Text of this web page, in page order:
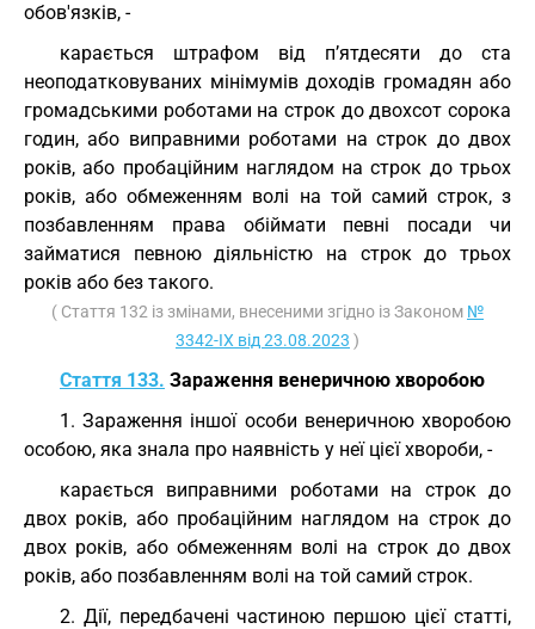
обов'язків, -
карається штрафом від п’ятдесяти до ста
неоподатковуваних мінімумів доходів громадян або
громадськими роботами на строк до двохсот сорока
годин, або виправними роботами на строк до двох
років, або пробаційним наглядом на строк до трьох
років, або обмеженням волі на той самий строк, з
позбавленням права обіймати певні посади чи
займатися певною діяльністю на строк до трьох
років або без такого.
( Стаття 132 із змінами, внесеними згідно із Законом №
3342-IX від 23.08.2023 )
Стаття 133. Зараження венеричною хворобою
1. Зараження іншої особи венеричною хворобою
особою, яка знала про наявність у неї цієї хвороби, -
карається виправними роботами на строк до
двох років, або пробаційним наглядом на строк до
двох років, або обмеженням волі на строк до двох
років, або позбавленням волі на той самий строк.
2. Дії, передбачені частиною першою цієї статті,